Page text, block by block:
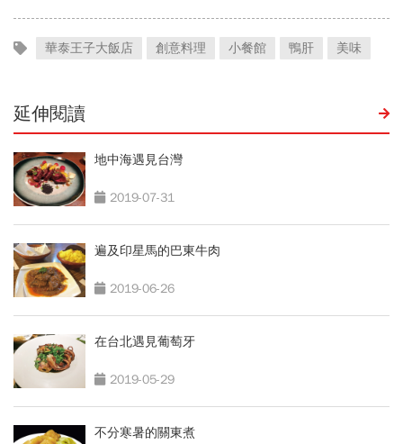
華泰王子大飯店 創意料理 小餐館 鴨肝 美味
延伸閱讀
地中海遇見台灣
2019-07-31
遍及印星馬的巴東牛肉
2019-06-26
在台北遇見葡萄牙
2019-05-29
不分寒暑的關東煮